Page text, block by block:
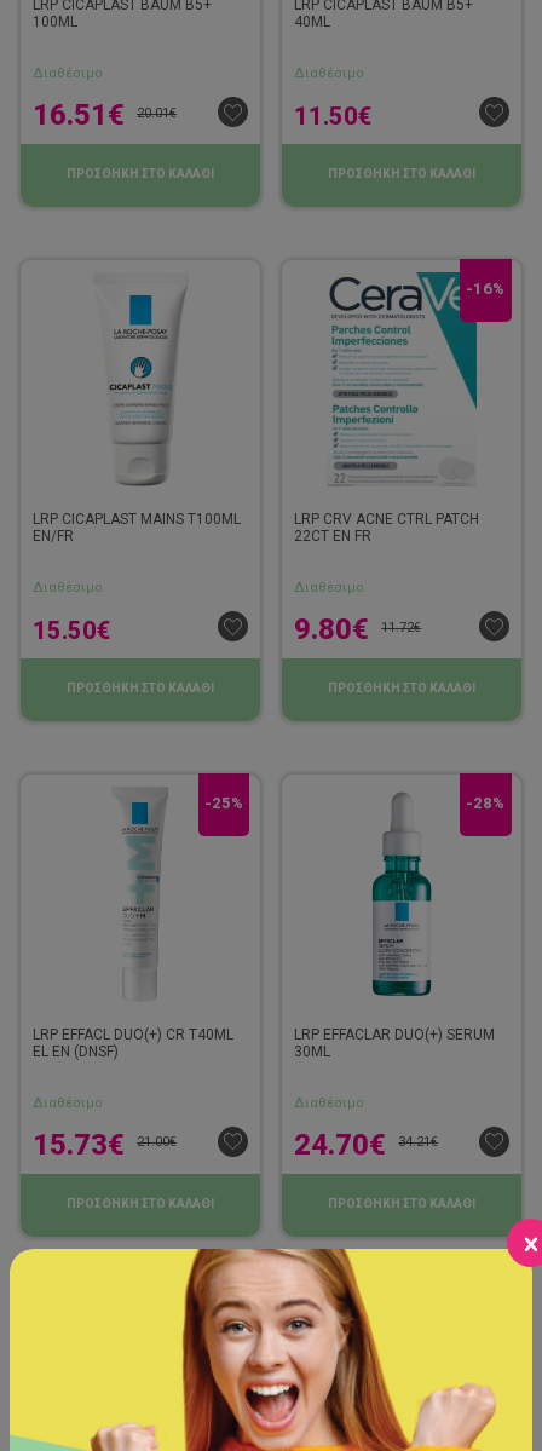
LRP CICAPLAST BAUM B5+
100ML
Διαθέσιμο
20.01€
16.51€
ΠΡΟΣΘΗΚΗ ΣΤΟ ΚΑΛΑΘΙ
LRP CICAPLAST BAUM B5+
40ML
Διαθέσιμο
11.50€
ΠΡΟΣΘΗΚΗ ΣΤΟ ΚΑΛΑΘΙ
LRP CICAPLAST MAINS T100ML
EN/FR
Διαθέσιμο
15.50€
ΠΡΟΣΘΗΚΗ ΣΤΟ ΚΑΛΑΘΙ
-16%
LRP CRV ACNE CTRL PATCH
22CT EN FR
Διαθέσιμο
11.72€
9.80€
ΠΡΟΣΘΗΚΗ ΣΤΟ ΚΑΛΑΘΙ
-25%
LRP EFFACL DUO(+) CR T40ML
EL EN (DNSF)
Διαθέσιμο
21.00€
15.73€
ΠΡΟΣΘΗΚΗ ΣΤΟ ΚΑΛΑΘΙ
-28%
LRP EFFACLAR DUO(+) SERUM
30ML
Διαθέσιμο
34.21€
24.70€
ΠΡΟΣΘΗΚΗ ΣΤΟ ΚΑΛΑΘΙ
-21%